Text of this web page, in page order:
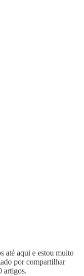
até aqui e estou muito
por compartilhar
artigos.